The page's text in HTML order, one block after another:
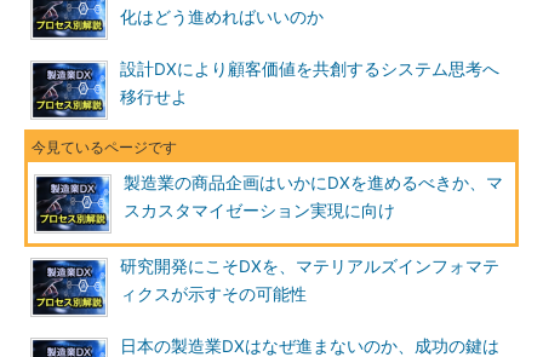
化はどう進めればいいのか
設計DXにより顧客価値を共創するシステム思考へ
移行せよ
製造業の商品企画はいかにDXを進めるべきか、マ
スカスタマイゼーション実現に向け
研究開発にこそDXを、マテリアルズインフォマテ
ィクスが示すその可能性
日本の製造業DXはなぜ進まないのか、成功の鍵は